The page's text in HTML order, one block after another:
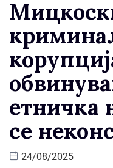
етничка
се
24/08/2025